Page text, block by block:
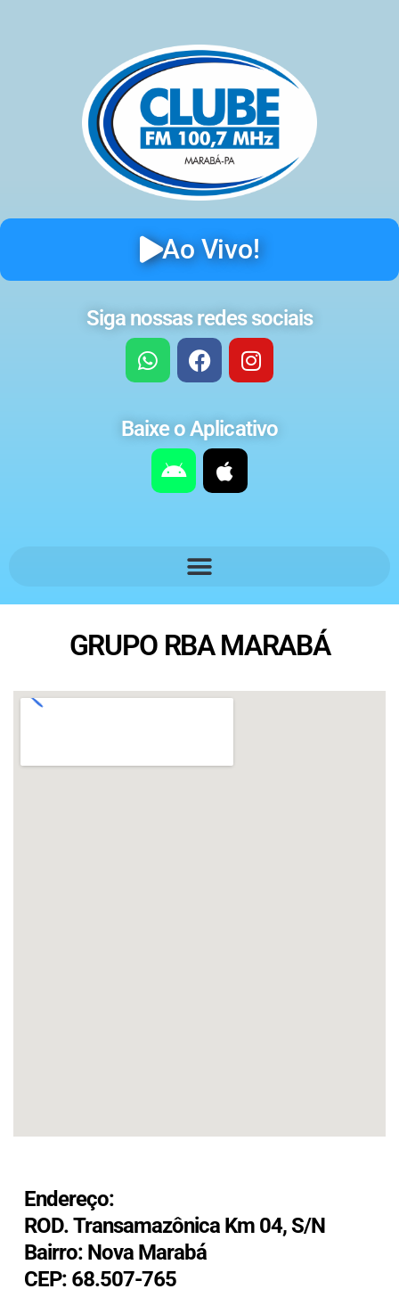
Ao Vivo!
Siga nossas redes sociais
Baixe o Aplicativo
GRUPO RBA MARABÁ
Endereço:
ROD. Transamazônica Km 04, S/N
Bairro: Nova Marabá
CEP: 68.507-765